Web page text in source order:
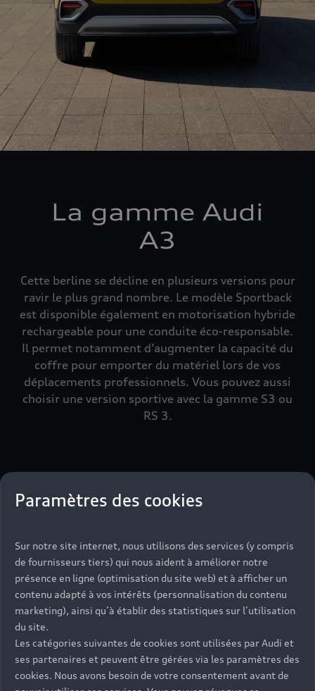
La gamme Audi
A3
Cette berline se décline en plusieurs versions pour
ravir le plus grand nombre. Le modèle Sportback
est disponible également en motorisation hybride
rechargeable pour une conduite éco-responsable.
Il permet notamment d’augmenter la capacité du
coffre pour emporter du matériel lors de vos
déplacements professionnels. Vous pouvez aussi
choisir une version sportive avec la gamme S3 ou
RS 3.
Paramètres des cookies
Sur notre site internet, nous utilisons des services (y compris
de fournisseurs tiers) qui nous aident à améliorer notre
présence en ligne (optimisation du site web) et à afficher un
contenu adapté à vos intérêts (personnalisation du contenu
marketing), ainsi qu’à établir des statistiques sur l’utilisation
du site.
Les catégories suivantes de cookies sont utilisées par Audi et
ses partenaires et peuvent être gérées via les paramètres des
cookies. Nous avons besoin de votre consentement avant de